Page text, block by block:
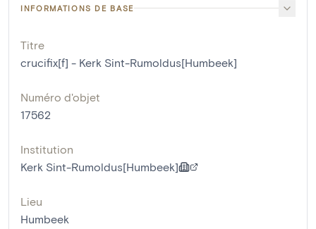
INFORMATIONS DE BASE
Titre
crucifix[f] - Kerk Sint-Rumoldus[Humbeek]
Numéro d'objet
17562
Institution
Kerk Sint-Rumoldus[Humbeek]
Lieu
Humbeek